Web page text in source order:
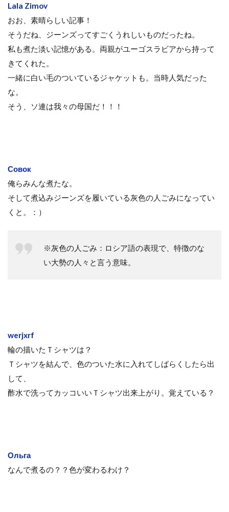
Lala Zimov
おお、素晴らしい記事！
そうだね、ジーンズってすごくうれしいものだったね。
私も煮た淡い記憶がある。両親がユーゴスラビアから持って
きてくれた。
一緒に白い毛のついているジャケットも。当時人気だった
な。
そう、ソ連は我々の母国だ！！！
Совок
俺らみんな煮たな。
そして煮込みジーンズを履いている灰色の人ごみになってい
くと。：）
※灰色の人ごみ：ロシア語の表現で、特徴のな
い大勢の人々と言う意味。
werjxrf
輪の描いたＴシャツは？
Ｔシャツを結んで、色のついた水に入れてしばらくしたら出
して、
酢水で洗ってカッコいいＴシャツ出来上がり。覚えている？
Ольга
なんで煮るの？？色が変わるわけ？